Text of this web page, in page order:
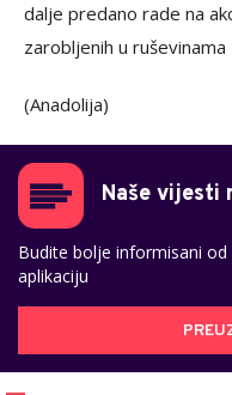
dalje predano rade na
zarobljenih u ruševinama
(Anadolija)
Naše vijesti
Budite bolje informisani
aplikaciju